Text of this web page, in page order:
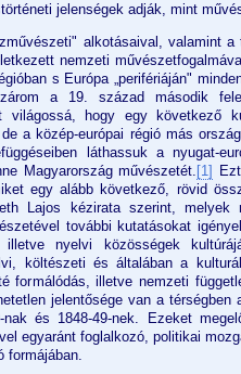
jelenségek adják, mint
alkotásaival, valamint
nemzeti
s Európa „perifériáján"
a 19. század második
világossá, hogy egy következő
a közép-európai régió más
láthassuk a nyugat-
Magyarország művészetét. [1]
egy alább következő, rövid
Lajos kézirata szerint, melyek
további kutatásokat
nyelvi közösségek
költészeti és általában a
formálódás, illetve nemzeti
jelentősége van a térségben
nak és 1848-49-nek. Ezeket
egyaránt foglalkozó, politikai
formájában.